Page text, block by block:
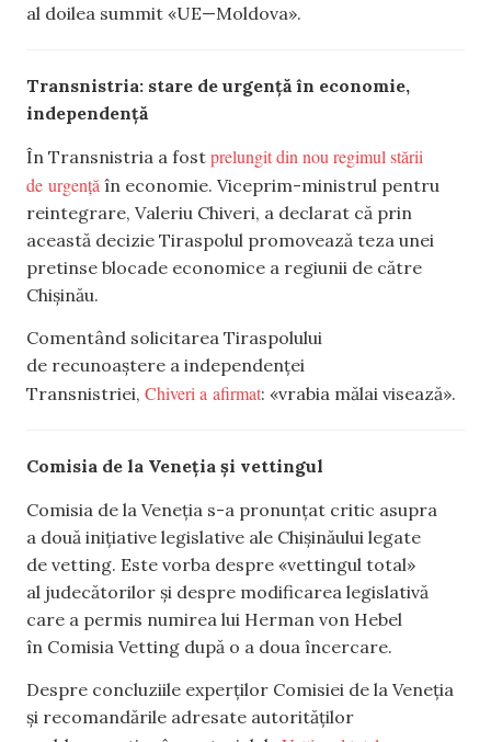
al doilea summit «UE—Moldova».
Transnistria: stare de urgență în economie,
independență
În Transnistria a fost prelungit din nou regimul stării
de urgență în economie. Viceprim-ministrul pentru
reintegrare, Valeriu Chiveri, a declarat că prin
această decizie Tiraspolul promovează teza unei
pretinse blocade economice a regiunii de către
Chișinău.
Comentând solicitarea Tiraspolului
de recunoaștere a independenței
Transnistriei, Chiveri a afirmat: «vrabia mălai visează».
Comisia de la Veneția și vettingul
Comisia de la Veneția s-a pronunțat critic asupra
a două inițiative legislative ale Chișinăului legate
de vetting. Este vorba despre «vettingul total»
al judecătorilor și despre modificarea legislativă
care a permis numirea lui Herman von Hebel
în Comisia Vetting după o a doua încercare.
Despre concluziile experților Comisiei de la Veneția
și recomandările adresate autorităților